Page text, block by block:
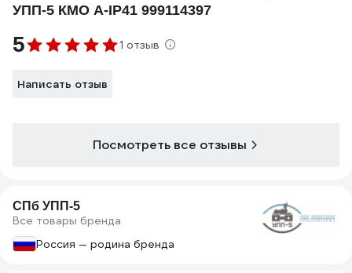
УПП-5 КМО А-IP41 999114397
5 1 отзыв
Написать отзыв
Посмотреть все отзывы
СПб УПП-5
Все товары бренда
Россия — родина бренда